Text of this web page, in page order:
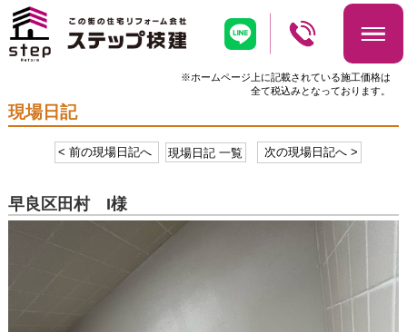
※ホームページ上に記載されている施工価格は
全て税込みとなっております。
現場日記
< 前の現場日記へ 現場日記 一覧 次の現場日記へ >
早良区田村 I様